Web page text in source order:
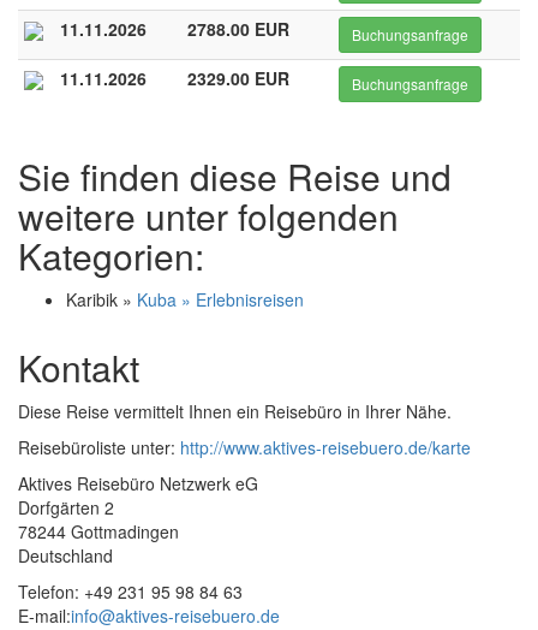
11.11.2026 2788.00 EUR Buchungsanfrage
11.11.2026 2329.00 EUR Buchungsanfrage
Sie finden diese Reise und
weitere unter folgenden
Kategorien:
Karibik » Kuba » Erlebnisreisen
Kontakt
Diese Reise vermittelt Ihnen ein Reisebüro in Ihrer Nähe.
Reisebüroliste unter: http://www.aktives-reisebuero.de/karte
Aktives Reisebüro Netzwerk eG
Dorfgärten 2
78244 Gottmadingen
Deutschland
Telefon: +49 231 95 98 84 63
E-mail:info@aktives-reisebuero.de